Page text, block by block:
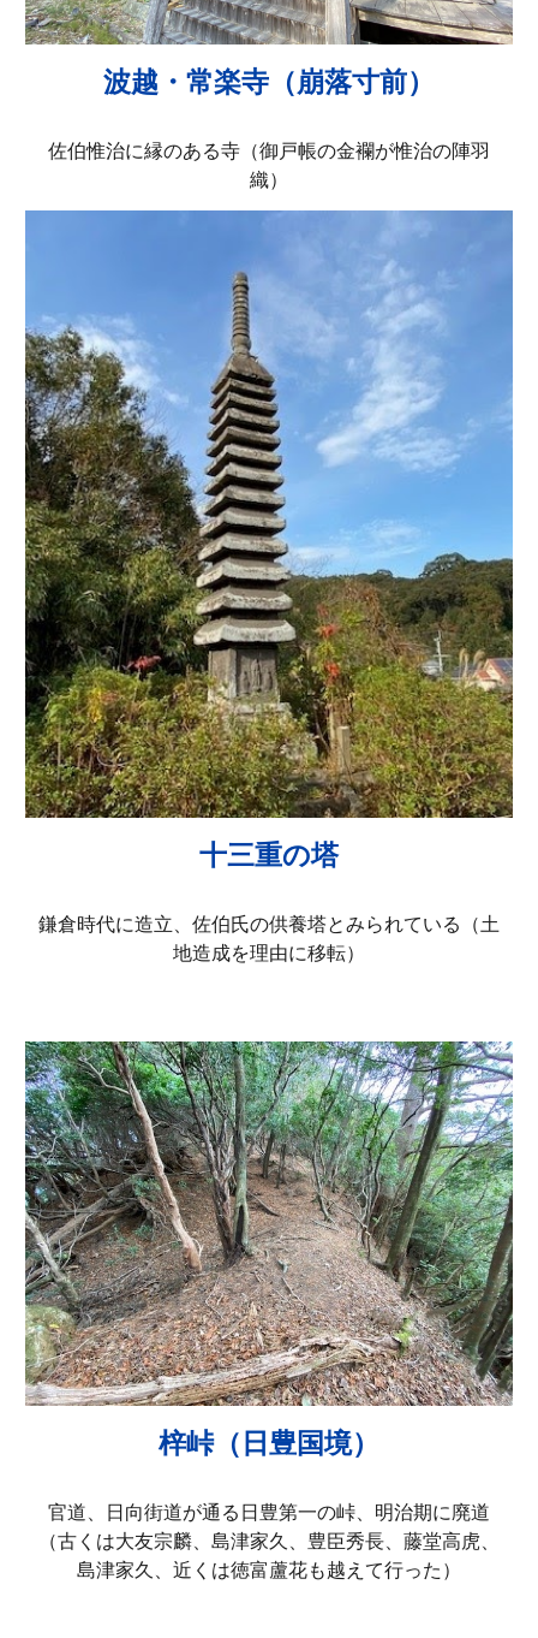
波越・常楽寺（崩落寸前）
佐伯惟治に縁のある寺（御戸帳の金襴が惟治の陣羽
織）
十三重の塔
鎌倉時代に造立、佐伯氏の供養塔とみられている（土
地造成を理由に移転）
梓峠（日豊国境）
官道、日向街道が通る日豊第一の峠、明治期に廃道
（古くは大友宗麟、島津家久、豊臣秀長、藤堂高虎、
島津家久、近くは徳富蘆花も越えて行った）